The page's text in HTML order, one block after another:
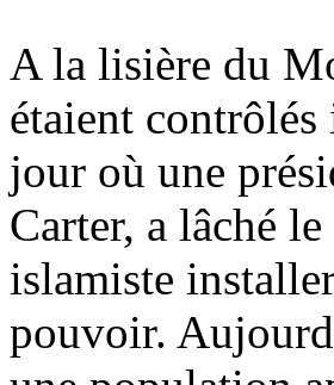
A la lisière du
étaient
jour où une
Carter, a lâché
islamiste
pouvoir.